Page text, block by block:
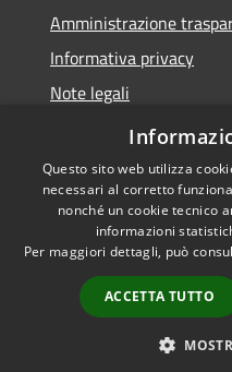
Amministrazione
Informativa privacy
Note legali
Dichiarazione di
Accessibilità
Questo sito web utilizza
necessari al corretto
nonché un cookie tecnico
informazioni
Per maggiori dettagli, può
ACCETTA TUTTO